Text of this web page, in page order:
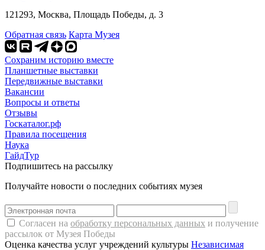
121293, Москва, Площадь Победы, д. 3
Обратная связь Карта Музея
Сохраним историю вместе
Планшетные выставки
Передвижные выставки
Вакансии
Вопросы и ответы
Отзывы
Госкаталог.рф
Правила посещения
Наука
ГайдТур
Подпишитесь на рассылку
Получайте новости о последних событиях музея
Согласен на обработку персональных данных и получение
рассылок от Музея Победы
Оценка качества услуг учреждений культуры Независимая